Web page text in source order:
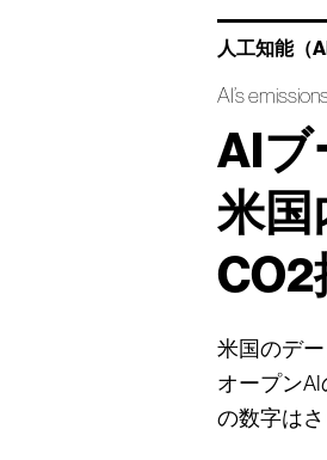
人工知能（AI
AI’s
AIブ
米国
米国のデ
オープン
の数字はさ